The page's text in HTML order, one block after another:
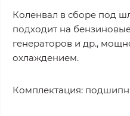
Коленвал в сборе под
подходит на
генераторов и др.,
охлаждением.
Комплектация: